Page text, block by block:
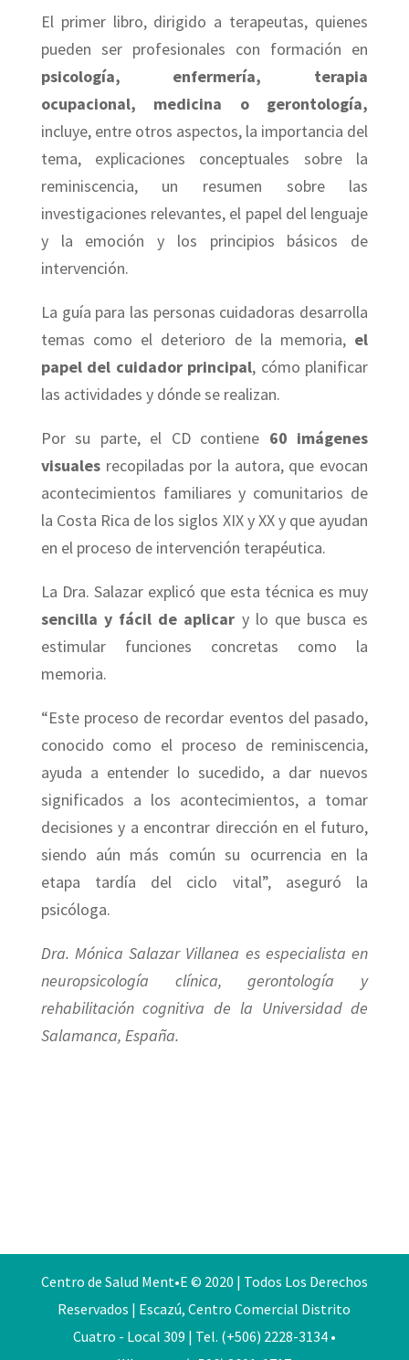
El primer libro, dirigido a terapeutas, quienes
pueden ser profesionales con formación en
psicología, enfermería, terapia
ocupacional, medicina o gerontología,
incluye, entre otros aspectos, la importancia del
tema, explicaciones conceptuales sobre la
reminiscencia, un resumen sobre las
investigaciones relevantes, el papel del lenguaje
y la emoción y los principios básicos de
intervención.
La guía para las personas cuidadoras desarrolla
temas como el deterioro de la memoria, el
papel del cuidador principal, cómo planificar
las actividades y dónde se realizan.
Por su parte, el CD contiene 60 imágenes
visualesrecopiladas por la autora, que evocan
acontecimientos familiares y comunitarios de
la Costa Rica de los siglos XIX y XX y que ayudan
en el proceso de intervención terapéutica.
La Dra. Salazar explicó que esta técnica es muy
sencilla y fácil de aplicar y lo que busca es
estimular funciones concretas como la
memoria.
“Este proceso de recordar eventos del pasado,
conocido como el proceso de reminiscencia,
ayuda a entender lo sucedido, a dar nuevos
significados a los acontecimientos, a tomar
decisiones y a encontrar dirección en el futuro,
siendo aún más común su ocurrencia en la
etapa tardía del ciclo vital”, aseguró la
psicóloga.
Dra. Mónica Salazar Villanea es especialista en
neuropsicología clínica, gerontología y
rehabilitación cognitiva de la Universidad de
Salamanca, España.
Centro de Salud Ment•E © 2020 | Todos Los Derechos
Reservados | Escazú, Centro Comercial Distrito
Cuatro - Local 309 | Tel. (+506) 2228-3134 •